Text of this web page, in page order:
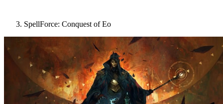
SpellForce: Conquest of Eo